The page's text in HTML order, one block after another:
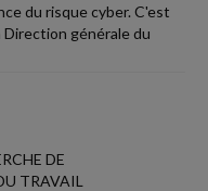
du risque cyber. C'est
générale du
DE
TRAVAIL